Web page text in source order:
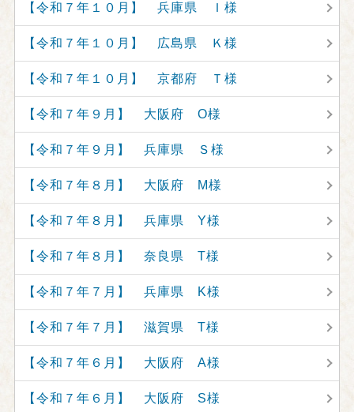
【令和７年１０月】 兵庫県 Ｉ様
【令和７年１０月】 広島県 Ｋ様
【令和７年１０月】 京都府 Ｔ様
【令和７年９月】 大阪府 O様
【令和７年９月】 兵庫県 Ｓ様
【令和７年８月】 大阪府 M様
【令和７年８月】 兵庫県 Y様
【令和７年８月】 奈良県 T様
【令和７年７月】 兵庫県 K様
【令和７年７月】 滋賀県 T様
【令和７年６月】 大阪府 A様
【令和７年６月】 大阪府 S様